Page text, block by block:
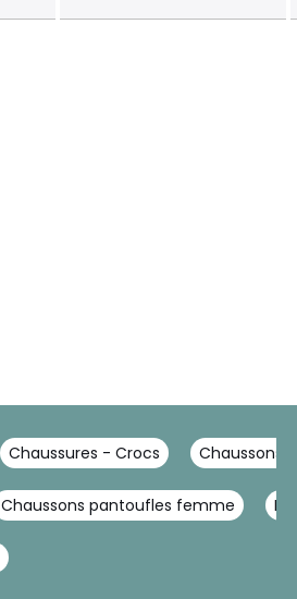
Chaussures - Crocs Chaussons
Chaussons pantoufles femme